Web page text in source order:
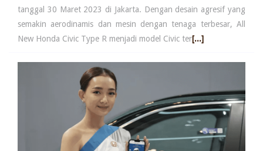
tanggal 30 Maret 2023 di Jakarta. Dengan desain agresif yang
semakin aerodinamis dan mesin dengan tenaga terbesar, All
New Honda Civic Type R menjadi model Civic ter[...]